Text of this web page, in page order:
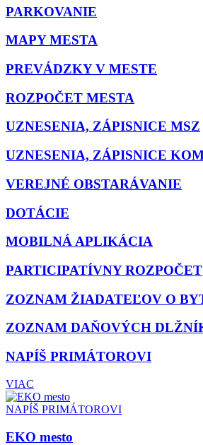
PARKOVANIE
MAPY MESTA
PREVÁDZKY V MESTE
ROZPOČET MESTA
UZNESENIA, ZÁPISNICE MSZ
UZNESENIA, ZÁPISNICE
VEREJNÉ OBSTARÁVANIE
DOTÁCIE
MOBILNÁ APLIKÁCIA
PARTICIPATÍVNY ROZPOČET
ZOZNAM ŽIADATEĽOV O
ZOZNAM DAŇOVÝCH
NAPÍŠ PRIMÁTOROVI
VIAC
NAPÍŠ PRIMÁTOROVI
EKO mesto